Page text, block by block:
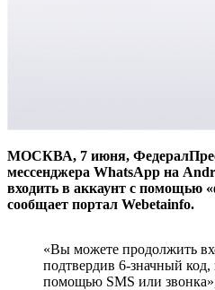
МОСКВА, 7 июня,
мессенджера WhatsApp на
входить в аккаунт с помощью
сообщает портал Webetainfo.
«Вы можете продолжить
подтвердив 6-значный
помощью SMS или